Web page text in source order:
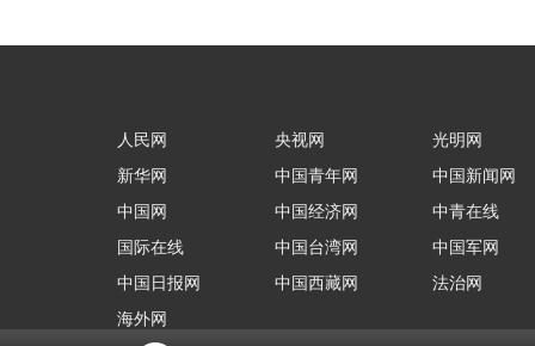
人民网
新华网
中国网
国际在线
中国日报网
海外网
央视网
中国青年网
中国经济网
中国台湾网
中国西藏网
光明网
中国新闻网
中青在线
中国军网
法治网